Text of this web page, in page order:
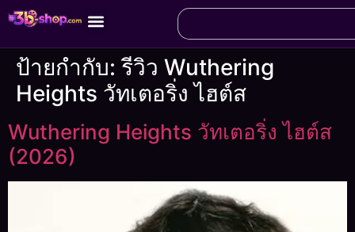
ป้ายกำกับ:รีวิว Wuthering
Heights วัทเตอริ่ง ไฮต์ส
Wuthering Heights วัทเตอริ่ง ไฮต์ส
(2026)